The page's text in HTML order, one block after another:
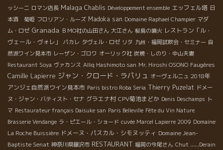
ッシーニ ロマン店長 Malaga Chablis Développement ensemble エッフェル塔 日
本酒 菊姫 フロリアン・ルーズ Madoka san Domaine Raphael Champier マダ
ム・ロゼ Granada ＢＭО社の山田さん 大江さん 桜島の噴火 レストラン「ル・
ヴェール・ヴォレ」
パカレ タヴェル・ロゼ リタ 九州・福岡試飲会・セミナー 自
然派ワイン見本市 レーザン・ゴロワ オーリック社 炭焼・しのり・中山夫妻
Restaurant Soya ヴァカンス Alliq Hashimoto san Mr. Hiroshi OSONO Faugères
Camille Lapierre ジャン・クロード・ラパリュ オーヴェルニュ 2018年
アンジェ自然派ワイン見本市 Paris bistro Roba Seria Thierry Puzelat ドメー
ヌ・ジャン・バティスト・セナ グラエナ村 CPV菊池まどか Denis Deschamps ト
マ Restaurateur français Daisuke san Paris Belleville Fête du Vin Nature
Brasserie Vendange ラ・ピエール・ショード cuvée Marcel Lapierre 2009 Domaine
La Roche Buissière ドメーヌ・パスカル・シモヌッティ Domaine Jean-
Baptiste Senat 神奈川県藤沢市 RESTAURANT 福岡の今尾さん Chut ......Derain